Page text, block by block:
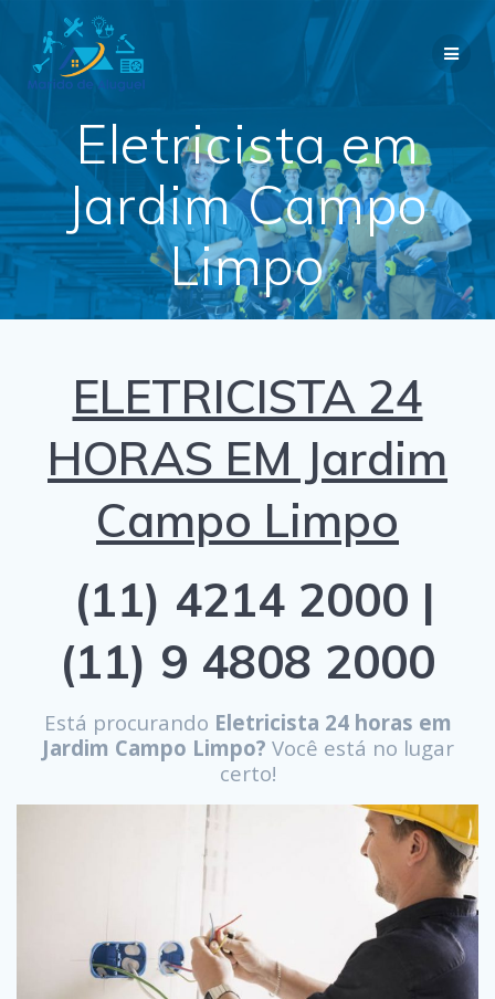
Eletricista em
Jardim Campo
Limpo
ELETRICISTA 24
HORAS EM Jardim
Campo Limpo
(11) 4214 2000 |
(11) 9 4808 2000
Está procurando Eletricista 24 horas em
Jardim Campo Limpo? Você está no lugar
certo!